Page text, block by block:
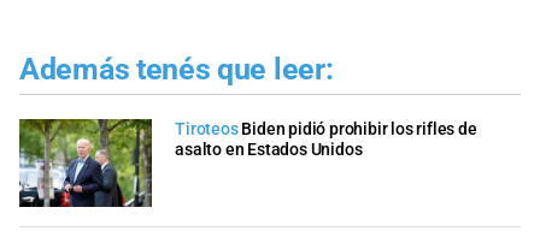
Además tenés que leer:
Tiroteos Biden pidió prohibir los rifles de
asalto en Estados Unidos